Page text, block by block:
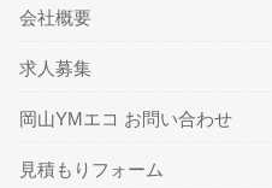
会社概要
求人募集
岡山YMエコ お問い合わせ
見積もりフォーム